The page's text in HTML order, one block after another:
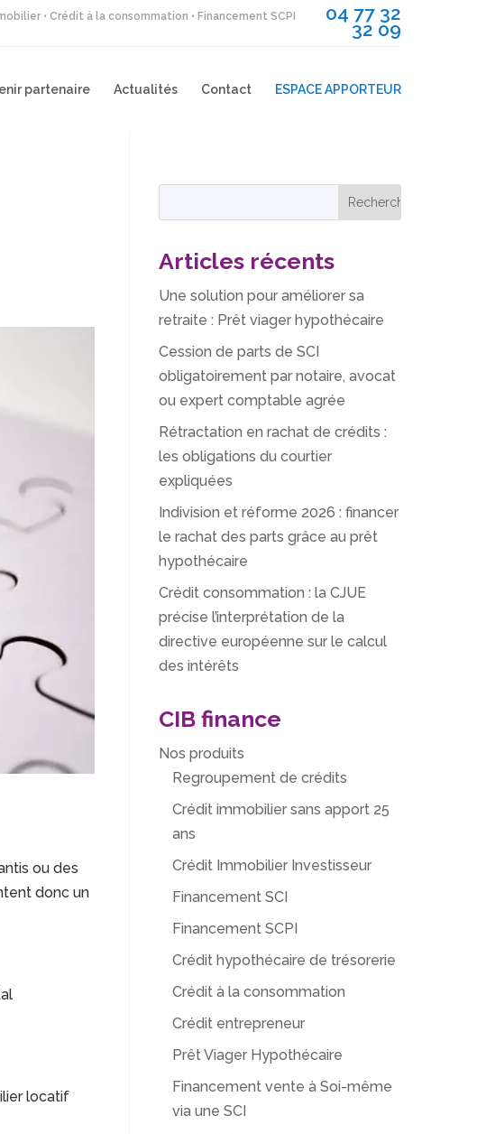
• Crédit à la consommation • Financement SCPI 04 77 32
32 09
partenaire Actualités Contact ESPACE APPORTEUR
ou des
donc un
locatif
Articles récents
Une solution pour améliorer sa
retraite : Prêt viager hypothécaire
Cession de parts de SCI
obligatoirement par notaire, avocat
ou expert comptable agrée
Rétractation en rachat de crédits :
les obligations du courtier
expliquées
Indivision et réforme 2026 : financer
le rachat des parts grâce au prêt
hypothécaire
Crédit consommation : la CJUE
précise l’interprétation de la
directive européenne sur le calcul
des intérêts
CIB finance
Nos produits
Regroupement de crédits
Crédit immobilier sans apport 25
ans
Crédit Immobilier Investisseur
Financement SCI
Financement SCPI
Crédit hypothécaire de trésorerie
Crédit à la consommation
Crédit entrepreneur
Prêt Viager Hypothécaire
Financement vente à Soi-même
via une SCI